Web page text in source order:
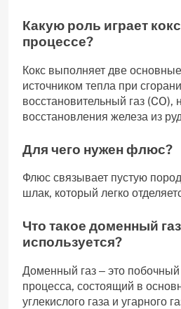
Какую роль играет
процессе?
Кокс выполняет две
источником тепла при
восстановительный газ
восстановления железа из
Для чего нужен флюс?
Флюс связывает пустую
шлак‚ который легко
Что такое доменный
используется?
Доменный газ ‒ это
процесса‚ состоящий в
углекислого газа и угарного